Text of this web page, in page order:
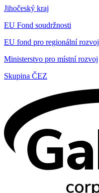
Jihočeský kraj
EU Fond soudržnosti
EU fond pro regionální rozvoj
Ministerstvo pro místní rozvoj
Skupina ČEZ